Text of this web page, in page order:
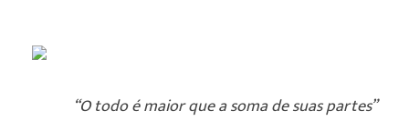
“O todo é maior que a soma de suas partes”